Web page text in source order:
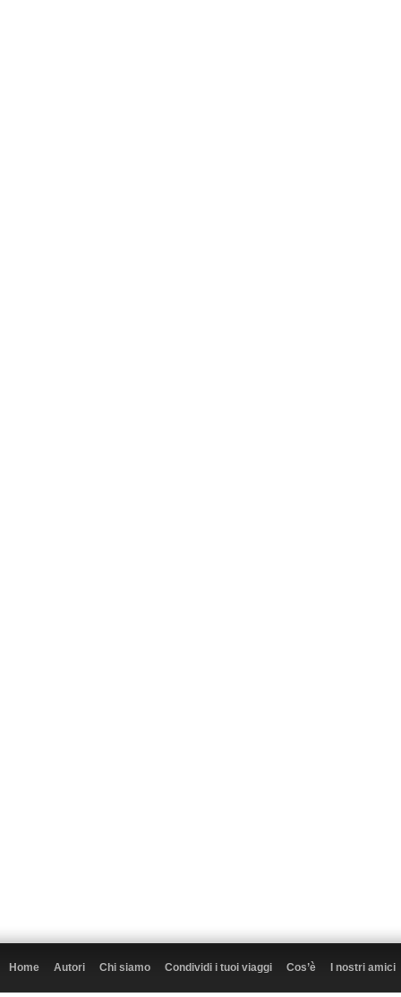
Home Autori Chi siamo Condividi i tuoi viaggi Cos’è I nostri amici